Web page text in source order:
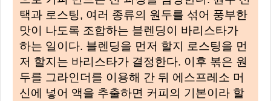
택과 로스팅, 여러 종류의 원두를 섞어 풍부한
맛이 나도록 조합하는 블렌딩이 바리스타가
하는 일이다. 블렌딩을 먼저 할지 로스팅을 먼
저 할지는 바리스타가 결정한다. 이후 볶은 원
두를 그라인더를 이용해 간 뒤 에스프레소 머
신에 넣어 액을 추출하면 커피의 기본이라 할